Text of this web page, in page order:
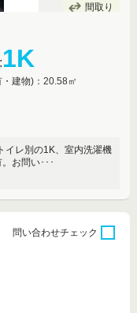
間取り
1K
建物)：20.58㎡
イレ別の1K、室内洗濯機
お問い･･･
問い合わせチェック